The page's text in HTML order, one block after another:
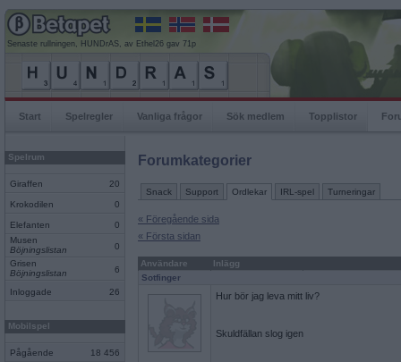
Senaste rullningen, HUNDrAS, av Ethel26 gav 71p
Start Spelregler Vanliga frågor Sök medlem Topplistor
Spelrum
Giraffen 20
Krokodilen 0
Elefanten
0
Musen
Böjningslistan
0
Grisen
Böjningslistan
6
Inloggade 26
Mobilspel
Pågående 18 456
Forumkategorier
Snack Support Ordlekar IRL-spel Turneringar
« Föregående sida
« Första sidan
Användare
Inlägg
Sotfinger
Hur bör jag leva mitt liv?
Skuldfällan slog igen